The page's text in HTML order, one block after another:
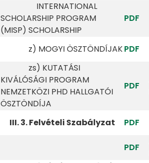
INTERNATIONAL
SCHOLARSHIP PROGRAM
(MISP) SCHOLARSHIP
PDF
z) MOGYI ÖSZTÖNDÍJAKPDF
zs) KUTATÁSI
KIVÁLÓSÁGI PROGRAM
NEMZETKÖZI PHD HALLGATÓI
ÖSZTÖNDÍJA
PDF
III. 3. Felvételi Szabályzat PDF
PDF